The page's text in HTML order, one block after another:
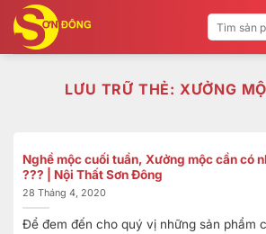
qua
nội
Tìm
kiếm:
LƯU TRỮ THẺ: XƯỞNG
Nghề mộc cuối tuần, Xưởng mộc cần có
??? | Nội Thất Sơn Đông
28 Tháng 4, 2020
Để đem đến cho quý vị những sản phẩm